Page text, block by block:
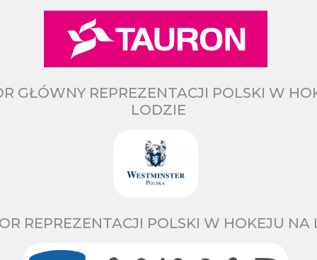
GŁÓWNY REPREZENTACJI POLSKI W
LODZIE
REPREZENTACJI POLSKI W HOKEJU NA